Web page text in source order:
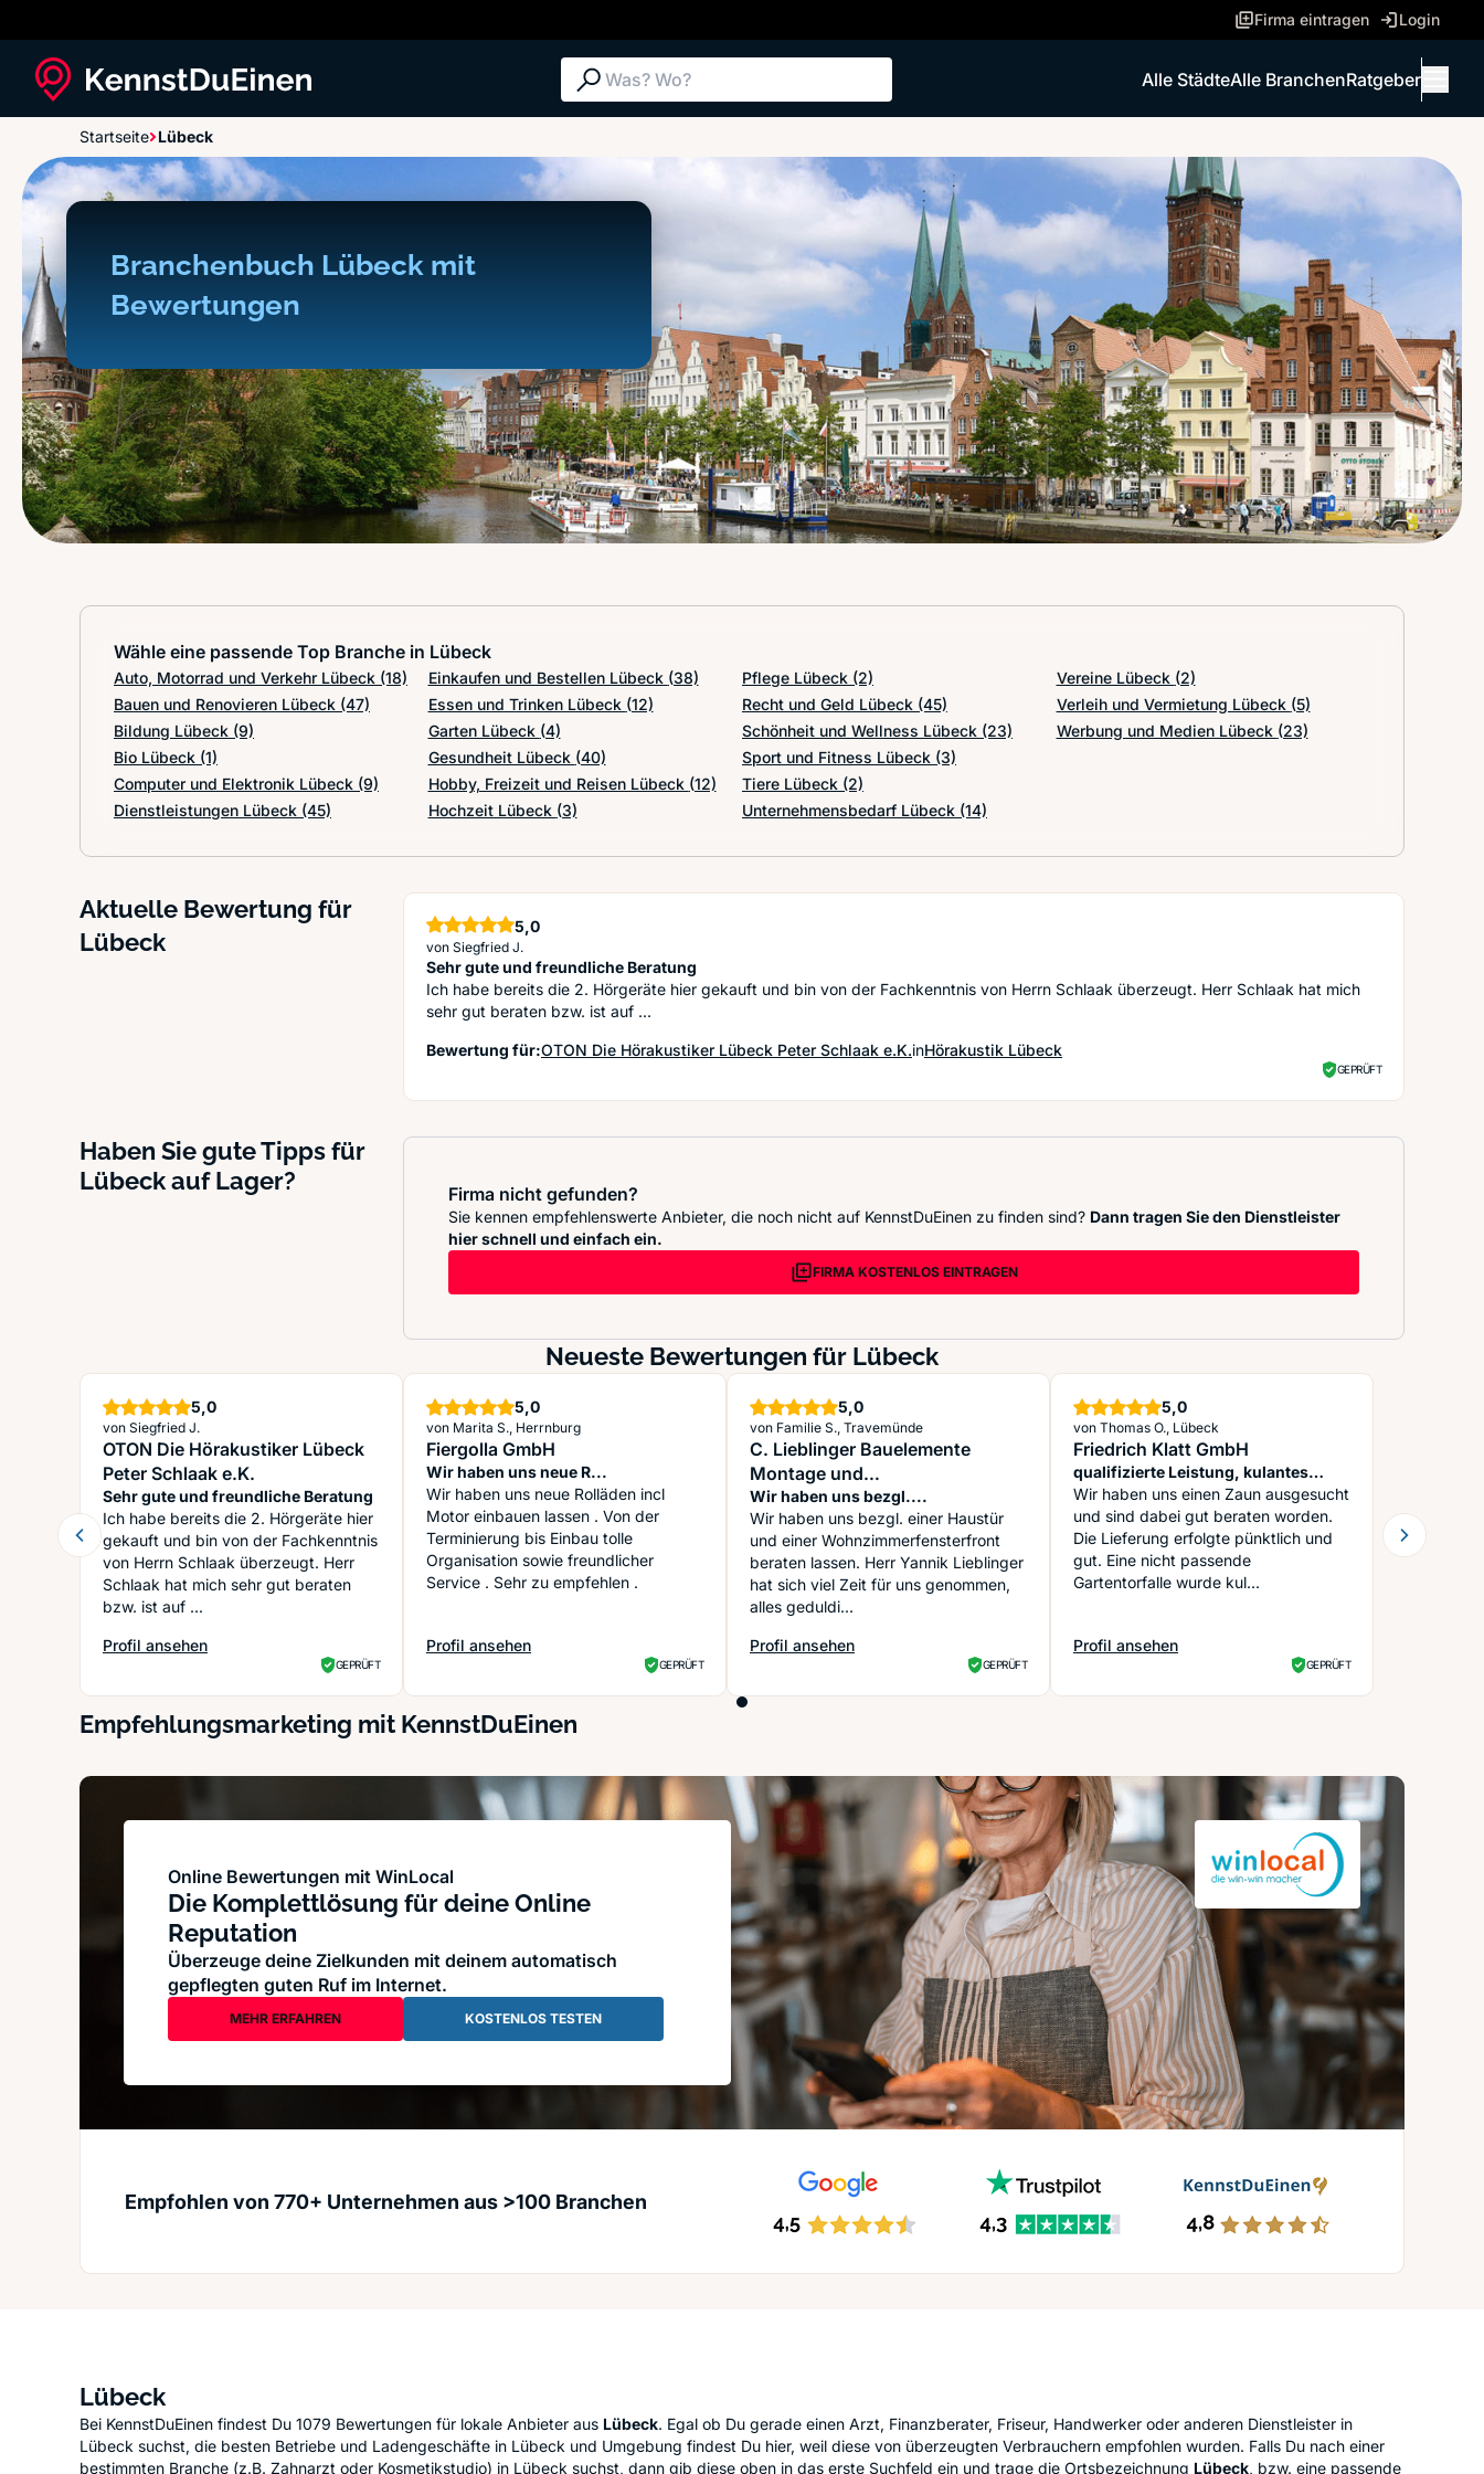
Firma eintragen Login
Suche: Was? Wo?
Alle StädteAlle BranchenRatgeber
Startseite Lübeck
Branchenbuch Lübeck mit
Bewertungen
Wähle eine passende Top Branche in Lübeck
Auto, Motorrad und Verkehr Lübeck (18)
Bauen und Renovieren Lübeck (47)
Bildung Lübeck (9)
Bio Lübeck (1)
Computer und Elektronik Lübeck (9)
Dienstleistungen Lübeck (45)
Einkaufen und Bestellen Lübeck (38)
Essen und Trinken Lübeck (12)
Garten Lübeck (4)
Gesundheit Lübeck (40)
Hobby, Freizeit und Reisen Lübeck (12)
Hochzeit Lübeck (3)
Pflege Lübeck (2)
Recht und Geld Lübeck (45)
Schönheit und Wellness Lübeck (23)
Sport und Fitness Lübeck (3)
Tiere Lübeck (2)
Unternehmensbedarf Lübeck (14)
Vereine Lübeck (2)
Verleih und Vermietung Lübeck (5)
Werbung und Medien Lübeck (23)
Aktuelle Bewertung für
Lübeck
5,0Sterne
von Siegfried J.
Sehr gute und freundliche Beratung
Ich habe bereits die 2. Hörgeräte hier gekauft und bin von der Fachkenntnis von Herrn Schlaak überzeugt. Herr Schlaak hat mich
sehr gut beraten bzw. ist auf ...
Bewertung für:OTON Die Hörakustiker Lübeck Peter Schlaak e.K.inHörakustik Lübeck
GEPRÜFT
Haben Sie gute Tipps für
Lübeck auf Lager?
Firma nicht gefunden?
Sie kennen empfehlenswerte Anbieter, die noch nicht auf KennstDuEinen zu finden sind? Dann tragen Sie den Dienstleister
hier schnell und einfach ein.
FIRMA KOSTENLOS EINTRAGEN
Neueste Bewertungen für Lübeck
5,0Sterne
von Siegfried J.
OTON Die Hörakustiker Lübeck
Peter Schlaak e.K.
Sehr gute und freundliche Beratung
Ich habe bereits die 2. Hörgeräte hier
gekauft und bin von der Fachkenntnis
von Herrn Schlaak überzeugt. Herr
Schlaak hat mich sehr gut beraten
bzw. ist auf ...
Profil ansehen
: OTON Die Hörakustiker Lübeck Peter Schlaak e.K.
GEPRÜFT
5,0Sterne
von Marita S., Herrnburg
Fiergolla GmbH
Wir haben uns neue R...
Wir haben uns neue Rolläden incl
Motor einbauen lassen . Von der
Terminierung bis Einbau tolle
Organisation sowie freundlicher
Service . Sehr zu empfehlen .
Profil ansehen
: Fiergolla GmbH
GEPRÜFT
5,0Sterne
von Familie S., Travemünde
C. Lieblinger Bauelemente
Montage und
Handelsgesellschaft mbH
Wir haben uns bezgl....
Wir haben uns bezgl. einer Haustür
und einer Wohnzimmerfensterfront
beraten lassen. Herr Yannik Lieblinger
hat sich viel Zeit für uns genommen,
alles geduldi...
Profil ansehen
: C. Lieblinger Bauelemente Montage und Handelsgesellschaft mbH
GEPRÜFT
5,0Sterne
von Thomas O., Lübeck
Friedrich Klatt GmbH
qualifizierte Leistung, kulantes
Verhalten
Wir haben uns einen Zaun ausgesucht
und sind dabei gut beraten worden.
Die Lieferung erfolgte pünktlich und
gut. Eine nicht passende
Gartentorfalle wurde kul...
Profil ansehen
: Friedrich Klatt GmbH
GEPRÜFT
Empfehlungsmarketing mit KennstDuEinen
Online Bewertungen mit WinLocal
Die Komplettlösung für deine Online
Reputation
Überzeuge deine Zielkunden mit deinem automatisch
gepflegten guten Ruf im Internet.
MEHR ERFAHREN KOSTENLOS TESTEN
Empfohlen von 770+ Unternehmen aus >100 Branchen
Lübeck
Bei KennstDuEinen findest Du 1079 Bewertungen für lokale Anbieter aus Lübeck. Egal ob Du gerade einen Arzt, Finanzberater, Friseur, Handwerker oder anderen Dienstleister in
Lübeck suchst, die besten Betriebe und Ladengeschäfte in Lübeck und Umgebung findest Du hier, weil diese von überzeugten Verbrauchern empfohlen wurden. Falls Du nach einer
bestimmten Branche (z.B. Zahnarzt oder Kosmetikstudio) in Lübeck suchst, dann gib diese oben in das erste Suchfeld ein und trage die Ortsbezeichnung Lübeck, bzw. eine passende